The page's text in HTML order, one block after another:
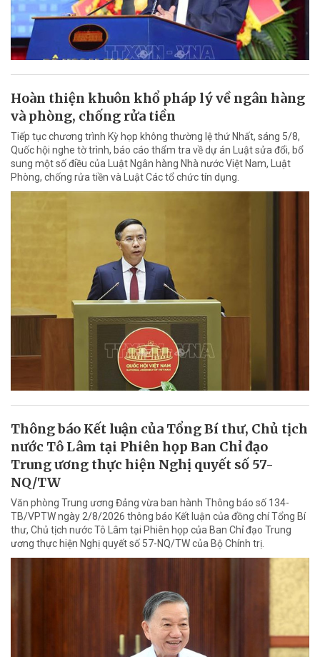
Hoàn thiện khuôn khổ pháp lý về ngân hàng
và phòng, chống rửa tiền
Tiếp tục chương trình Kỳ họp không thường lệ thứ Nhất, sáng 5/8,
Quốc hội nghe tờ trình, báo cáo thẩm tra về dự án Luật sửa đổi, bổ
sung một số điều của Luật Ngân hàng Nhà nước Việt Nam, Luật
Phòng, chống rửa tiền và Luật Các tổ chức tín dụng.
Thông báo Kết luận của Tổng Bí thư, Chủ tịch
nước Tô Lâm tại Phiên họp Ban Chỉ đạo
Trung ương thực hiện Nghị quyết số 57-
NQ/TW
Văn phòng Trung ương Đảng vừa ban hành Thông báo số 134-
TB/VPTW ngày 2/8/2026 thông báo Kết luận của đồng chí Tổng Bí
thư, Chủ tịch nước Tô Lâm tại Phiên họp của Ban Chỉ đạo Trung
ương thực hiện Nghị quyết số 57-NQ/TW của Bộ Chính trị.